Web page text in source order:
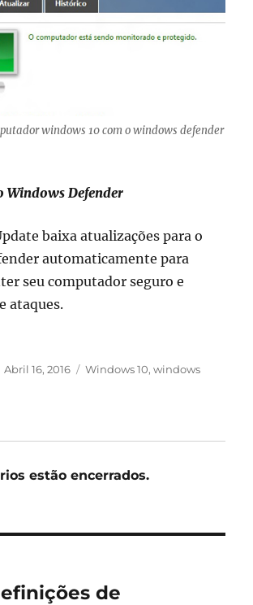
windows 10 com o windows defender
Windows Defender
baixa atualizações para o
automaticamente para
seu computador seguro e
ataques.
Publicado
Abril 16, 2016 Etiquetas
Windows 10,windows
estão encerrados.
de